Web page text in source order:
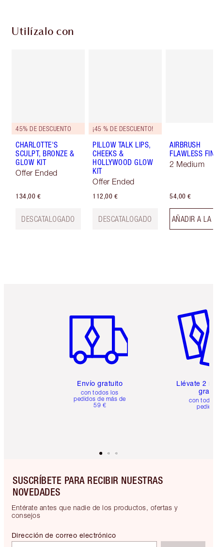
Utilízalo con
45% DE DESCUENTO
CHARLOTTE'S
SCULPT, BRONZE &
GLOW KIT
Offer Ended
134,00 €
DESCATALOGADO
¡45 % DE DESCUENTO!
PILLOW TALK LIPS,
CHEEKS &
HOLLYWOOD GLOW
KIT
Offer Ended
112,00 €
DESCATALOGADO
AIRBRUSH
FLAWLESS
2 Medium
54,00 €
AÑADIR A LA
Envío gratuito
con todos los
pedidos de más de
59 €
Llévate 2
gratis
con
SUSCRÍBETE PARA RECIBIR NUESTRAS
NOVEDADES
Entérate antes que nadie de los productos, ofertas y
consejos
Dirección de correo electrónico